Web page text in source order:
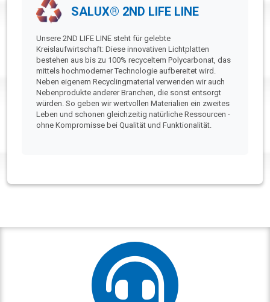
SALUX® 2ND LIFE LINE
Unsere 2ND LIFE LINE steht für gelebte
Kreislaufwirtschaft: Diese innovativen Lichtplatten
bestehen aus bis zu 100% recyceltem Polycarbonat, das
mittels hochmoderner Technologie aufbereitet wird.
Neben eigenem Recyclingmaterial verwenden wir auch
Nebenprodukte anderer Branchen, die sonst entsorgt
würden. So geben wir wertvollen Materialien ein zweites
Leben und schonen gleichzeitig natürliche Ressourcen -
ohne Kompromisse bei Qualität und Funktionalität.